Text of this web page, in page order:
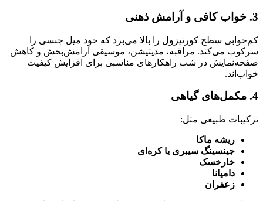
3. خواب کافی و آرامش ذهنی
کم‌خوابی سطح کورتیزول را بالا می‌برد که خود میل جنسی را
سرکوب می‌کند. مراقبه، مدیتیشن، موسیقی آرامش‌بخش و کاهش
صفحه‌نمایش در شب راهکارهای مناسبی برای افزایش کیفیت
خواب‌اند.
4. مکمل‌های گیاهی
ترکیبات طبیعی مثل:
ریشه ماکا
جینسینگ سیبری یا کره‌ای
خارخسک
دامیانا
زعفران